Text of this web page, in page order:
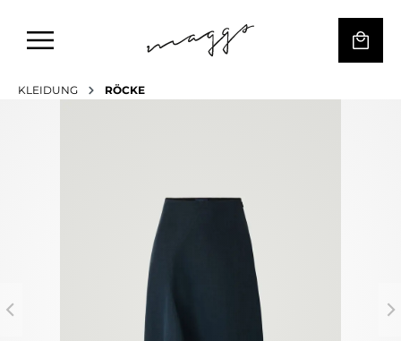
KLEIDUNG RÖCKE